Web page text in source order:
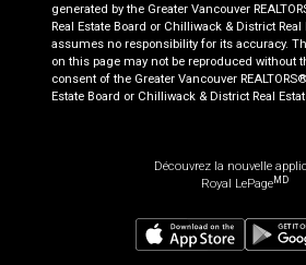
generated by the Greater Vancouver
Real Estate Board or Chilliwack & District
assumes no responsibility for its accuracy.
on this page may not be reproduced without
consent of the Greater Vancouver
Estate Board or Chilliwack & District Real
Découvrez la nouvelle
Royal LePageMD